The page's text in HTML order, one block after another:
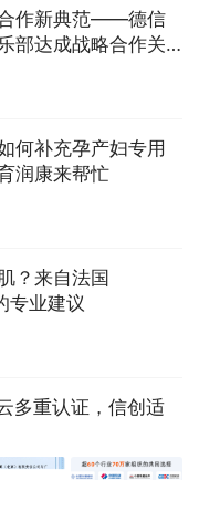
作新典范——德信
部达成战略合作关
何补充孕产妇专用
润康来帮忙
？来自法国
专业建议
多重认证，信创适